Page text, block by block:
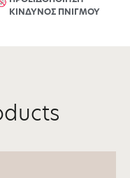
ΚΙΝΔΥΝΟΣ ΠΝΙΓΜΟΥ​